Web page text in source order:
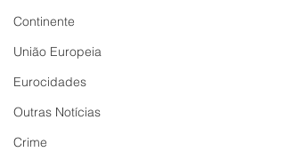
Continente
União Europeia
Eurocidades
Outras Notícias
Crime